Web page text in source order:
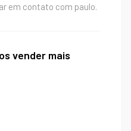
em contato com paulo.
vender mais